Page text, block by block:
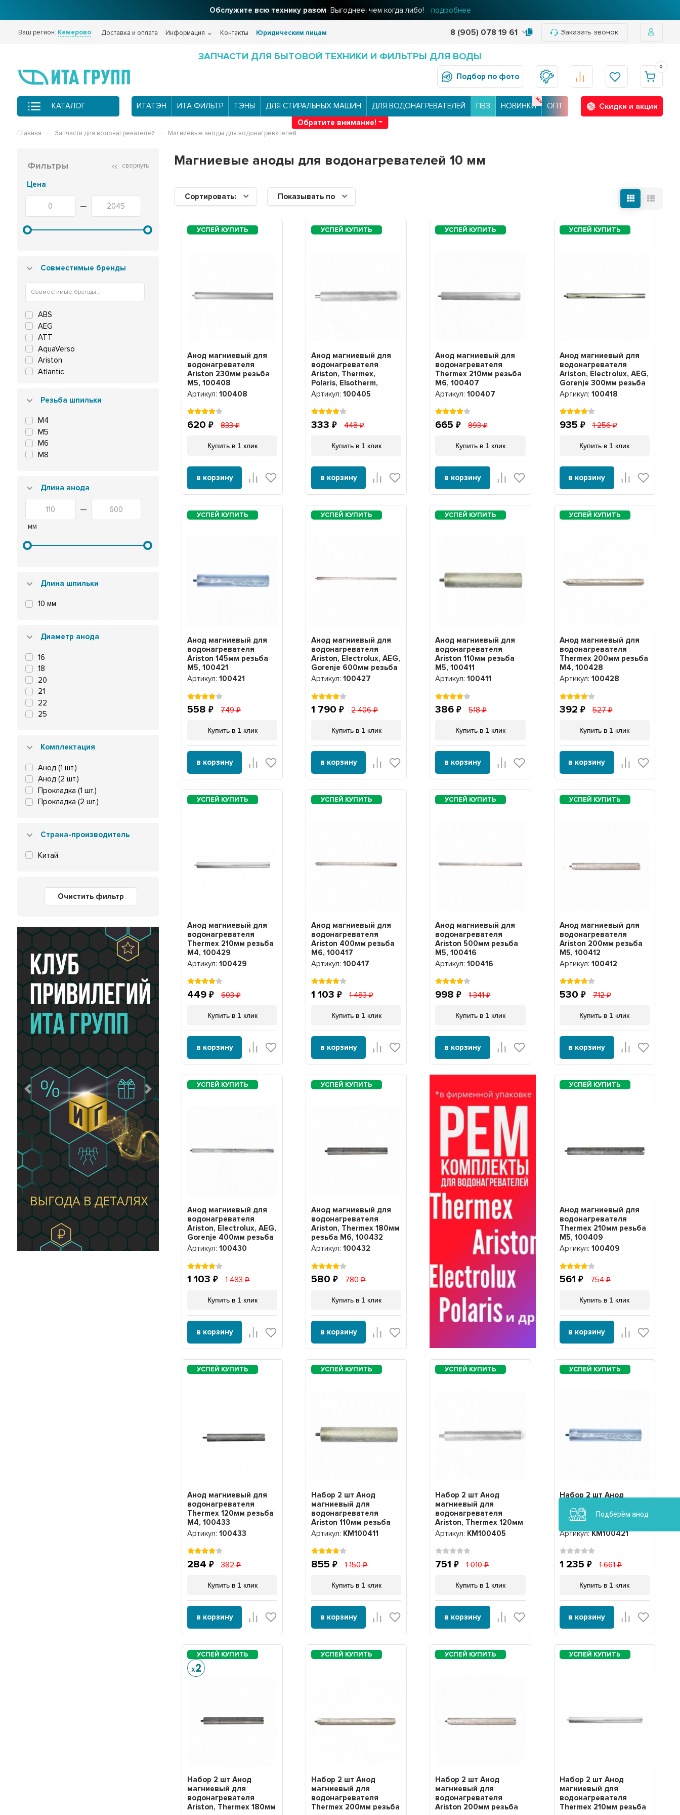
Фильтры для вашего домаРешения для очистки воды подробнее
Ваш регион: Кемерово Доставка и оплата Информация Контакты Юридическим лицам 8 (905) 078 19 61 Заказать звонок
ЗАПЧАСТИ ДЛЯ БЫТОВОЙ ТЕХНИКИ И ФИЛЬТРЫ ДЛЯ ВОДЫ
Подбор по фото
0
КАТАЛОГ ИТАТЭН ИТА ФИЛЬТР ТЭНЫ ДЛЯ СТИРАЛЬНЫХ МАШИН ДЛЯ ВОДОНАГРЕВАТЕЛЕЙ ПВЗ НОВИНКИ ОПТ
Скидки и акции
Обратите внимание!
Главная Запчасти для водонагревателей Магниевые аноды для водонагревателей
Фильтры свернуть
Цена
—
Совместимые бренды
ABS
AEG
ATT
AquaVerso
Ariston
Atlantic
Edison
Edisson
Electrolux
Elenberg
Fais
Garanterm
Gorenje
Oasis
Polaris
Regent
Superlux
Termolux
Thermex
Timberk
VLS
Zanussi
Резьба шпильки
М4
М5
М6
М8
Длина анода
—
мм
Длина шпильки
10 мм
Диаметр анода
16
18
20
21
22
25
Комплектация
Анод (1 шт.)
Анод (2 шт.)
Прокладка (1 шт.)
Прокладка (2 шт.)
Страна-производитель
Китай
Очистить фильтр
Предыдущий Следующий
Магниевые аноды для водонагревателей 10 мм
Сортировать: Показывать по
Анод магниевый для
водонагревателя
Ariston 230мм резьба
M5, 100408
Артикул:100408
620 833
Купить в 1 клик
в корзину
Анод магниевый для
водонагревателя
Ariston, Thermex,
Polaris, Elsotherm,
Timberk 120мм резьба
M6, 100405
Артикул:100405
333 448
Купить в 1 клик
в корзину
Анод магниевый для
водонагревателя
Thermex 210мм резьба
M6, 100407
Артикул:100407
665 893
Купить в 1 клик
в корзину
Анод магниевый для
водонагревателя
Ariston, Electrolux, AEG,
Gorenje 300мм резьба
M8, 100418
Артикул: 100418
935 1 256
Купить в 1 клик
в корзину
Анод магниевый для
водонагревателя
Ariston 145мм резьба
M5, 100421
Артикул:100421
558 749
Купить в 1 клик
в корзину
Анод магниевый для
водонагревателя
Ariston, Electrolux, AEG,
Gorenje 600мм резьба
M8, 100427
Артикул:100427
1 790 2 406
Купить в 1 клик
в корзину
Анод магниевый для
водонагревателя
Ariston 110мм резьба
M5, 100411
Артикул:100411
386 518
Купить в 1 клик
в корзину
Анод магниевый для
водонагревателя
Thermex 200мм резьба
M4, 100428
Артикул: 100428
392 527
Купить в 1 клик
в корзину
Анод магниевый для
водонагревателя
Thermex 210мм резьба
M4, 100429
Артикул:100429
449 603
Купить в 1 клик
в корзину
Анод магниевый для
водонагревателя
Ariston 400мм резьба
M6, 100417
Артикул:100417
1 103 1 483
Купить в 1 клик
в корзину
Анод магниевый для
водонагревателя
Ariston 500мм резьба
M5, 100416
Артикул:100416
998 1 341
Купить в 1 клик
в корзину
Анод магниевый для
водонагревателя
Ariston 200мм резьба
M5, 100412
Артикул: 100412
530 712
Купить в 1 клик
в корзину
Анод магниевый для
водонагревателя
Ariston, Electrolux, AEG,
Gorenje 400мм резьба
M8, 100430
Артикул:100430
1 103 1 483
Купить в 1 клик
в корзину
Анод магниевый для
водонагревателя
Ariston, Thermex 180мм
резьба M6, 100432
Артикул:100432
580 780
Купить в 1 клик
в корзину
Анод магниевый для
водонагревателя
Thermex 210мм резьба
M5, 100409
Артикул: 100409
561 754
Купить в 1 клик
в корзину
Анод магниевый для
водонагревателя
Thermex 120мм резьба
M4, 100433
Артикул:100433
284 382
Купить в 1 клик
в корзину
Набор 2 шт Анод
магниевый для
водонагревателя
Ariston 110мм резьба
M5, KM100411
Артикул: KM100411
855 1 150
Купить в 1 клик
в корзину
Набор 2 шт Анод
магниевый для
водонагревателя
Ariston, Thermex 120мм
резьба M6, KM100405
Артикул: KM100405
751 1 010
Купить в 1 клик
в корзину
Набор 2 шт Анод
водонагревателя
Ariston 145мм резьба
M5, KM100421
Артикул:KM100421
1 235 1 661
Купить в 1 клик
в корзину
Набор 2 шт Анод
магниевый для
водонагревателя
Ariston, Thermex 180мм
Набор 2 шт Анод
магниевый для
водонагревателя
Thermex 200мм резьба
Набор 2 шт Анод
магниевый для
водонагревателя
Ariston 200мм резьба
Набор 2 шт Анод
магниевый для
водонагревателя
Thermex 210мм резьба
Подберём анод